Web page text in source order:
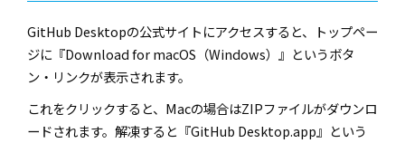
GitHub Desktopの公式サイトにアクセスすると、トップペー
ジに『Download for macOS （Windows）』というボタ
ン・リンクが表示されます。
これをクリックすると、 Macの場合はZIPファイルがダウンロ
ードされます。解凍すると『GitHub Desktop.app』という